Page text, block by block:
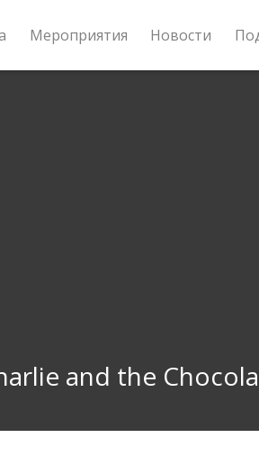
Мероприятия Новости
and the